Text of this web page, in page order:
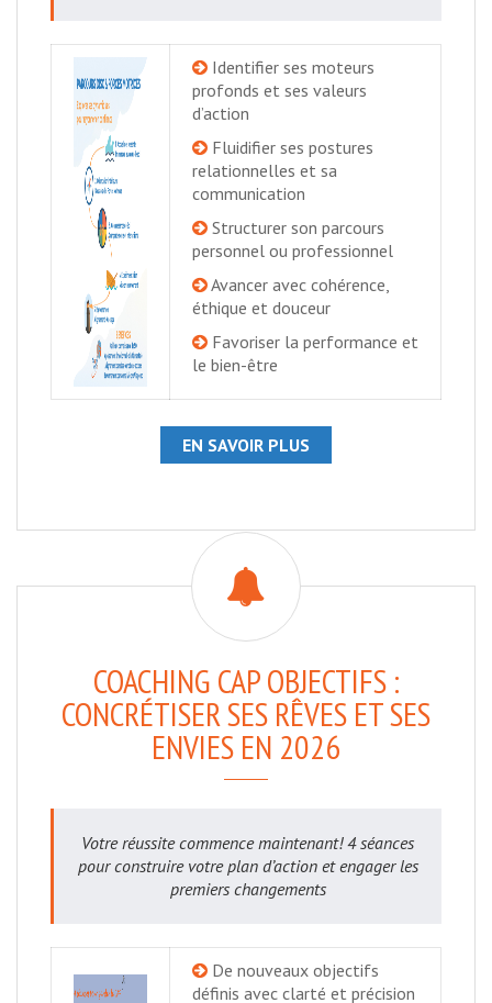
Identifier ses moteurs
profonds et ses valeurs
d’action
Fluidifier ses postures
relationnelles et sa
communication
Structurer son parcours
personnel ou professionnel
Avancer avec cohérence,
éthique et douceur
Favoriser la performance et
le bien-être
EN SAVOIR PLUS
COACHING CAP OBJECTIFS :
CONCRÉTISER SES RÊVES ET SES
ENVIES EN 2026
Votre réussite commence maintenant! 4 séances
pour construire votre plan d’action et engager les
premiers changements
De nouveaux objectifs
définis avec clarté et précision